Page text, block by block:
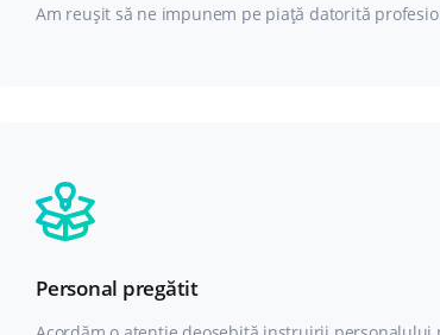
Am reușit să ne impunem pe piață datorită
Personal pregătit